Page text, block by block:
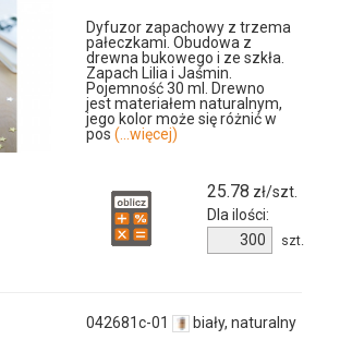
Dyfuzor zapachowy z trzema
pałeczkami. Obudowa z
drewna bukowego i ze szkła.
Zapach Lilia i Jaśmin.
Pojemność 30 ml. Drewno
jest materiałem naturalnym,
jego kolor może się różnić w
pos (...więcej)
25.78 zł/szt.
Dla ilości:
produktu
szt.
042681c-01 biały, naturalny